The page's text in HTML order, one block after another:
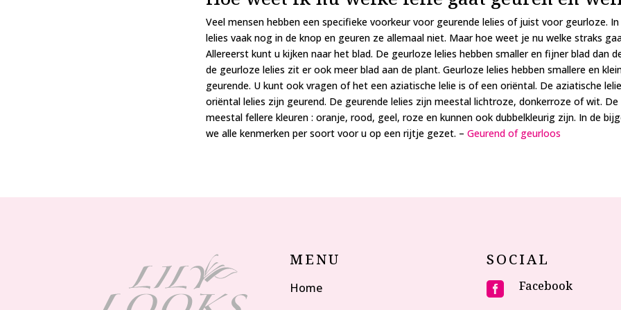
Veel mensen hebben een specifieke voorkeur voor geurende lelies of juist voor geurloze.
lelies vaak nog in de knop en geuren ze allemaal niet. Maar hoe weet je nu welke straks
Allereerst kunt u kijken naar het blad. De geurloze lelies hebben smaller en fijner blad dan
de geurloze lelies zit er ook meer blad aan de plant. Geurloze lelies hebben smallere en
geurende. U kunt ook vragen of het een aziatische lelie is of een oriëntal. De aziatische
oriëntal lelies zijn geurend. De geurende lelies zijn meestal lichtroze, donkerroze of wit.
meestal fellere kleuren : oranje, rood, geel, roze en kunnen ook dubbelkleurig zijn. In de
we alle kenmerken per soort voor u op een rijtje gezet. – Geurend of geurloos
MENU
Home
SOCIAL
 Facebook